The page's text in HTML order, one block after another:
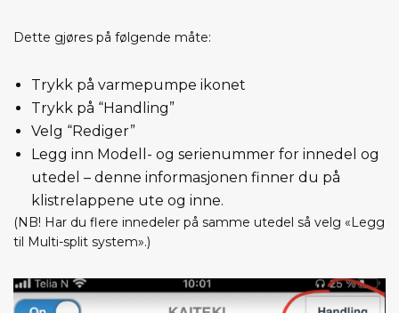
Dette gjøres på følgende måte:
Trykk på varmepumpe ikonet
Trykk på “Handling”
Velg “Rediger”
Legg inn Modell- og serienummer for innedel og
utedel – denne informasjonen finner du på
klistrelappene ute og inne.
(NB! Har du flere innedeler på samme utedel så velg «Legg
til Multi-split system».)